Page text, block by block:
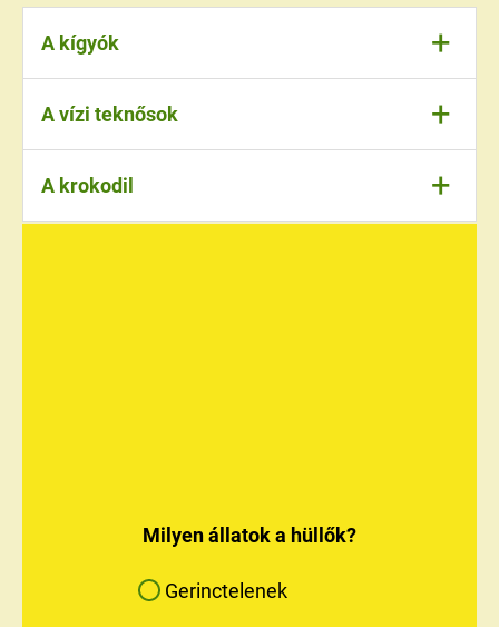
A kígyók +
A kígyóknak nincs lábuk. Képesek
összetekeredni és felcsavarodni
A vízi teknősok +
A krokodil +
Milyen állatok a hüllők?
Gerinctelenek